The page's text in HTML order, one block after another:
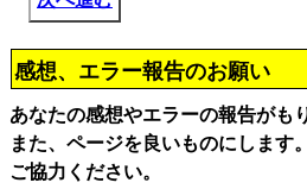
感想、エラー報告のお願い
あなたの感想やエラーの報告がも
また、ページを良いものにします。
ご協力ください。